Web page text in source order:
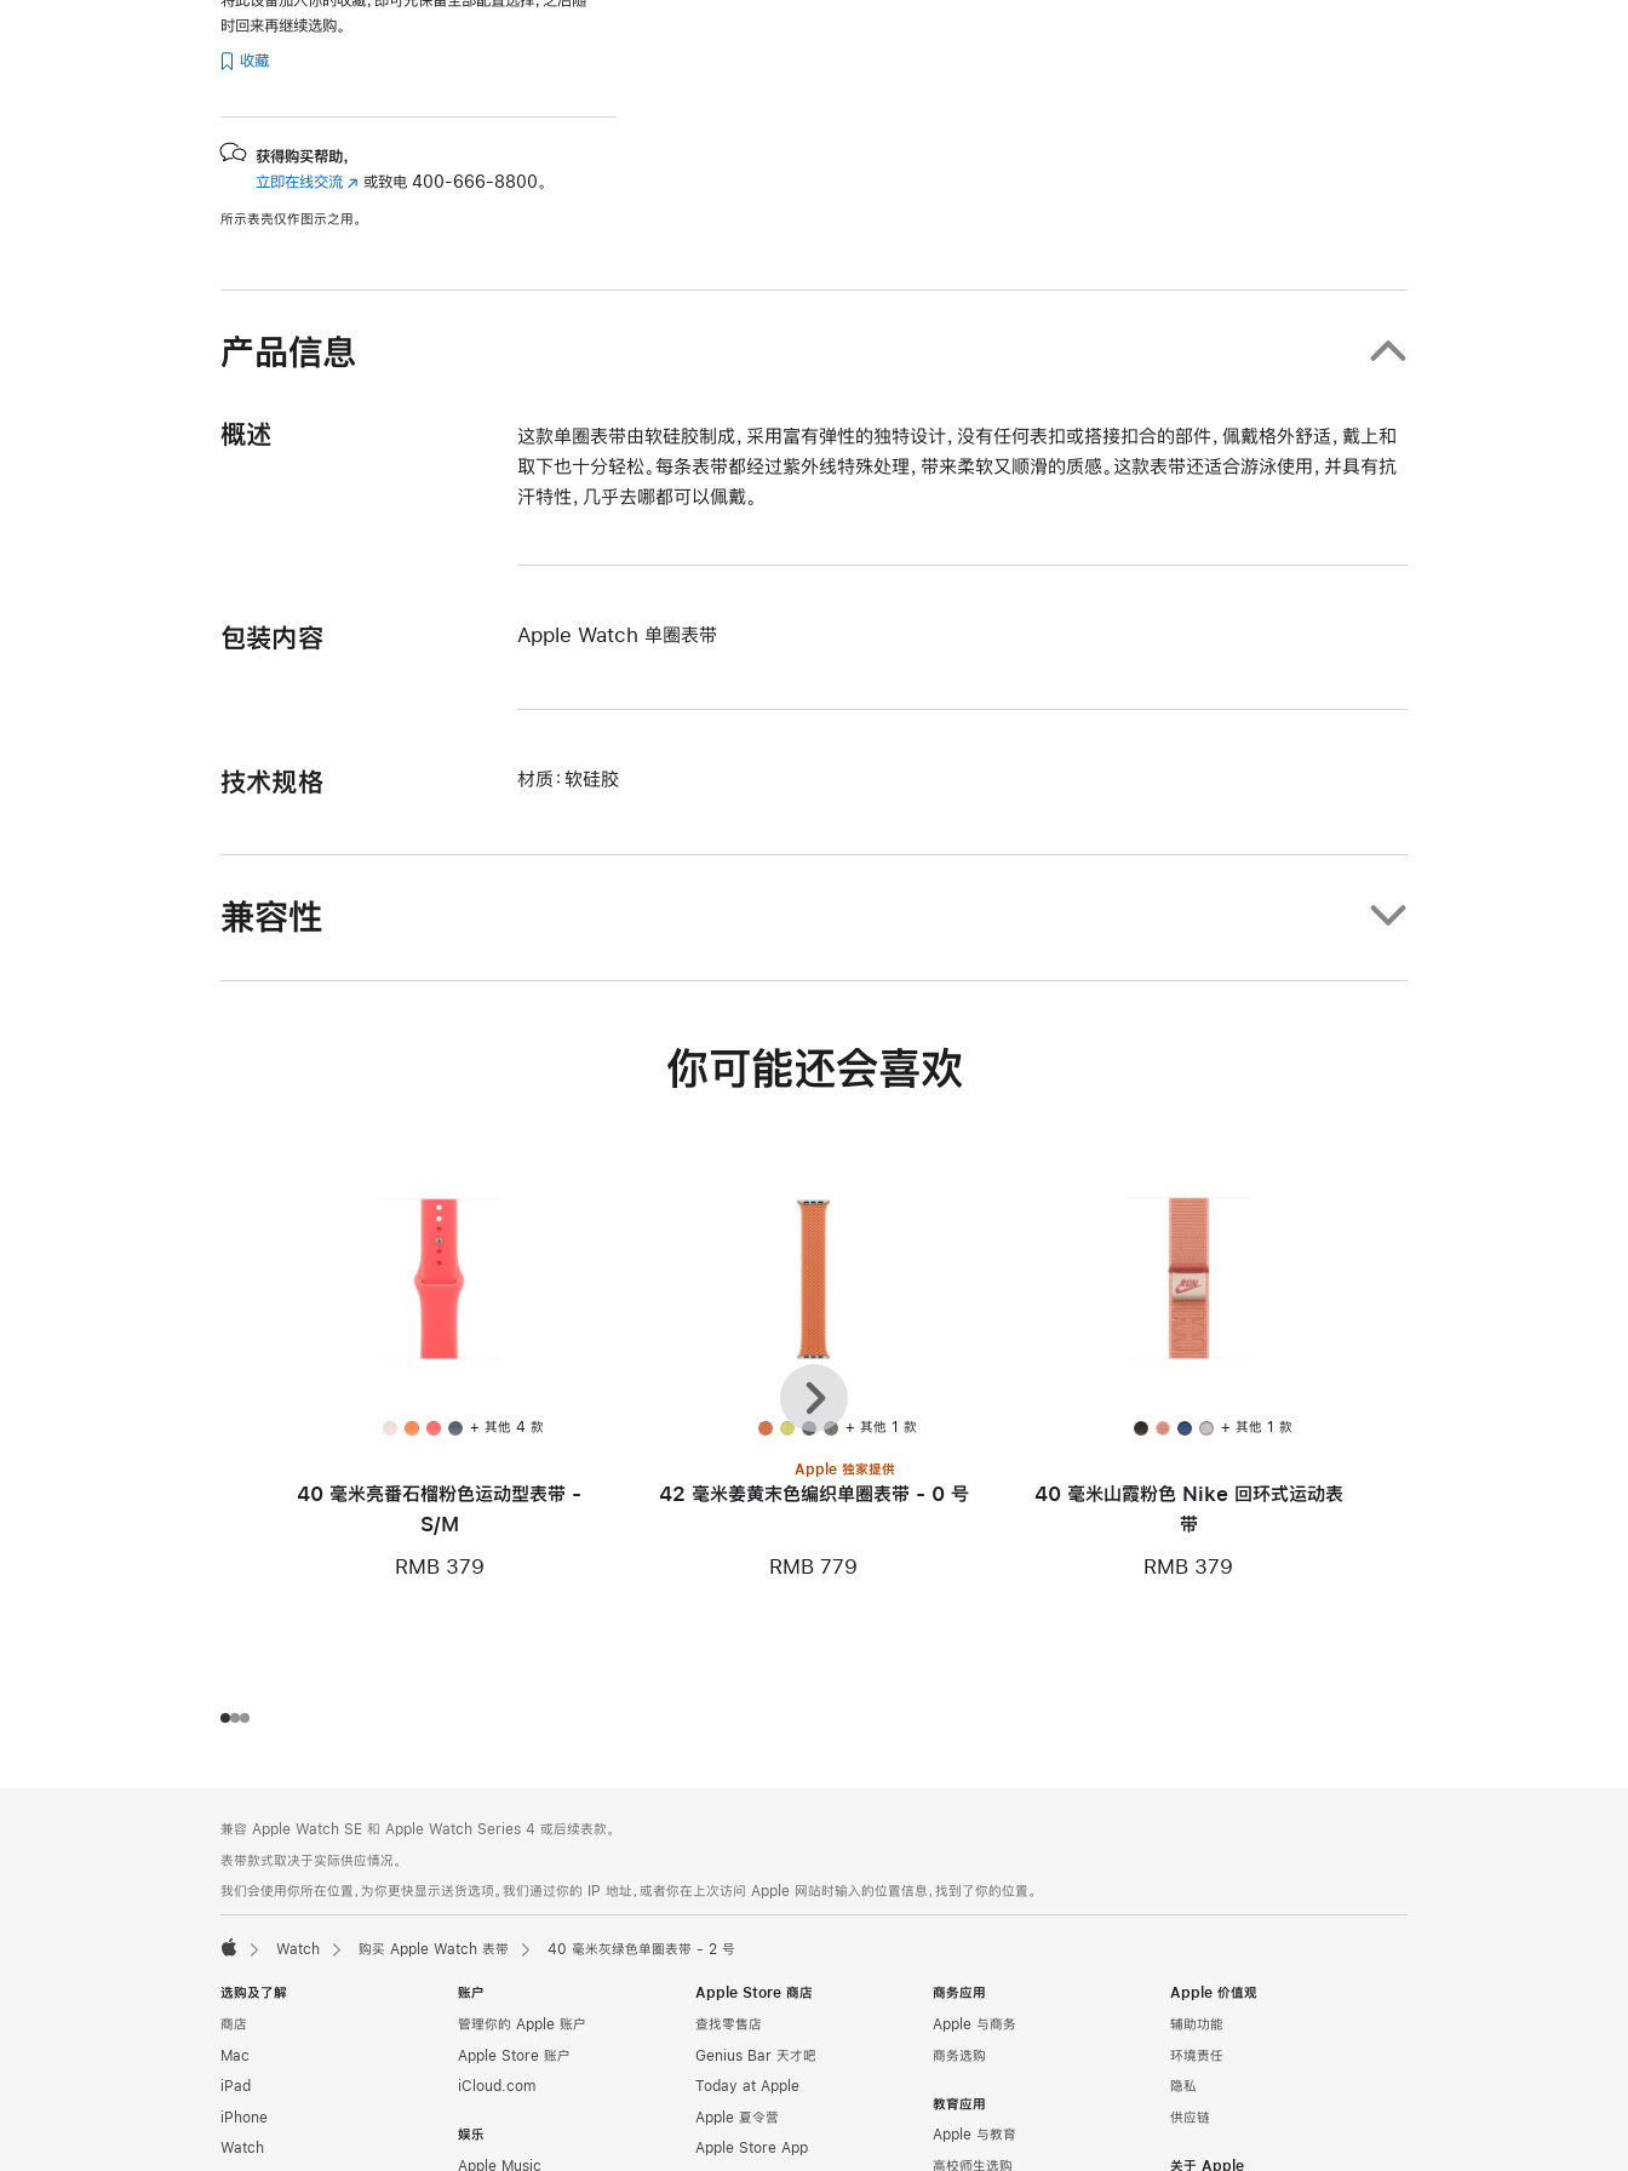
时回来再继续选购。
收藏
获得购买帮助，
立即在线交流 (在 或致电400-666-8800。
所示表壳仅作图示之用。
产品信息
概述
这款单圈表带由软硅胶制成，采用富有弹性的独特设计，没有任何表扣或搭接扣合的部件，佩戴格外舒适，戴上和
取下也十分轻松。每条表带都经过紫外线特殊处理，带来柔软又顺滑的质感。这款表带还适合游泳使用，并具有抗
汗特性，几乎去哪都可以佩戴。
包装内容 Apple Watch 单圈表带
技术规格 材质：软硅胶
兼容性
你可能还会喜欢
+ 其他 4 款
40 毫米亮番石榴粉色运动型表带 -
S/M
RMB 379
+ 其他 1 款
Apple 独家提供
42 毫米姜黄末色编织单圈表带 - 0 号
RMB 779
+ 其他 1 款
40 毫米山霞粉色 Nike 回环式运动表
带
RMB 379
上
一
个
下
一
个
页
页
脚
注
兼容 Apple Watch SE 和 Apple Watch Series 4 或后续表款。
表带款式取决于实际供应情况。
我们会使用你所在位置，为你更快显示送货选项。我们通过你的 IP 地址，或者你在上次访问 Apple 网站时输入的位置信息，找到了你的位置。
Watch 购买 Apple Watch 表带 40 毫米灰绿色单圈表带 - 2 号
选购及了解
商店
Mac
iPad
iPhone
Watch
账户
管理你的 Apple 账户
Apple Store 账户
iCloud.com
娱乐
Apple Music
Apple Store 商店
查找零售店
Genius Bar 天才吧
Today at Apple
Apple 夏令营
Apple Store App
商务应用
Apple 与商务
商务选购
教育应用
Apple 与教育
高校师生选购
Apple 价值观
辅助功能
环境责任
隐私
供应链
关于 Apple